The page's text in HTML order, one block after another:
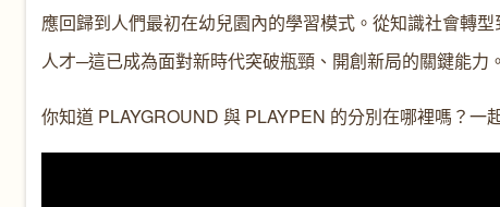
應回歸到人們最初在幼兒園內的學習模式。從知識社會轉
人才─這已成為面對新時代突破瓶頸、開創新局的關鍵能力。
你知道 PLAYGROUND 與 PLAYPEN 的分別在哪裡嗎？一